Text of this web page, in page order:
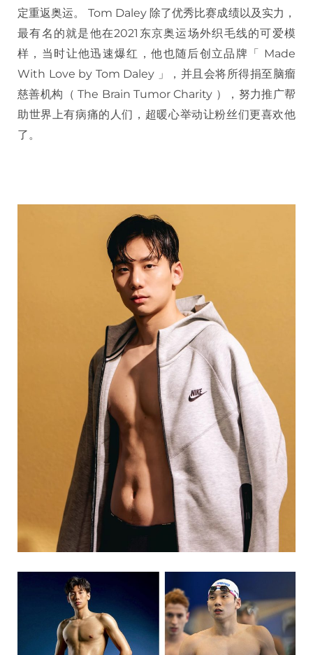
定重返奥运。 Tom Daley 除了优秀比赛成绩以及实力，
最有名的就是他在2021东京奥运场外织毛线的可爱模
样，当时让他迅速爆红，他也随后创立品牌「 Made
With Love by Tom Daley 」，并且会将所得捐至脑瘤
慈善机构（ The Brain Tumor Charity ），努力推广帮
助世界上有病痛的人们，超暖心举动让粉丝们更喜欢他
了。